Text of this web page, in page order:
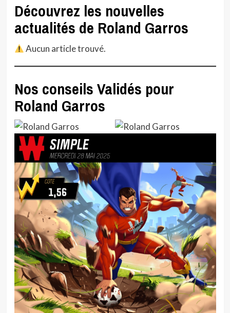
Découvrez les nouvelles
actualités de Roland Garros
Aucun article trouvé.
Nos conseils Validés pour
Roland Garros